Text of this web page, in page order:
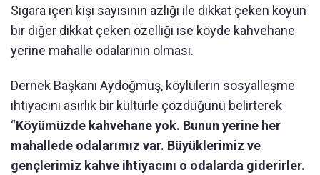
Sigara içen kişi sayısının azlığı ile dikkat çeken köyün
bir diğer dikkat çeken özelliği ise köyde kahvehane
yerine mahalle odalarının olması.
Dernek Başkanı Aydoğmuş, köylülerin sosyalleşme
ihtiyacını asırlık bir kültürle çözdüğünü belirterek
“Köyümüzde kahvehane yok. Bunun yerine her
mahallede odalarımız var. Büyüklerimiz ve
gençlerimiz kahve ihtiyacını o odalarda giderirler.